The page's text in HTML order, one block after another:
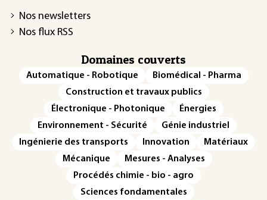
Nos newsletters
Nos flux RSS
Domaines couverts
Automatique - Robotique
Biomédical - Pharma
Construction et travaux publics
Électronique - Photonique
Énergies
Environnement - Sécurité
Génie industriel
Ingénierie des transports
Innovation
Matériaux
Mécanique
Mesures - Analyses
Procédés chimie - bio - agro
Sciences fondamentales